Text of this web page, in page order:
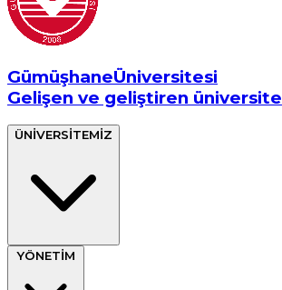
GümüşhaneÜniversitesi
Gelişen ve geliştiren üniversite
ÜNİVERSİTEMİZ